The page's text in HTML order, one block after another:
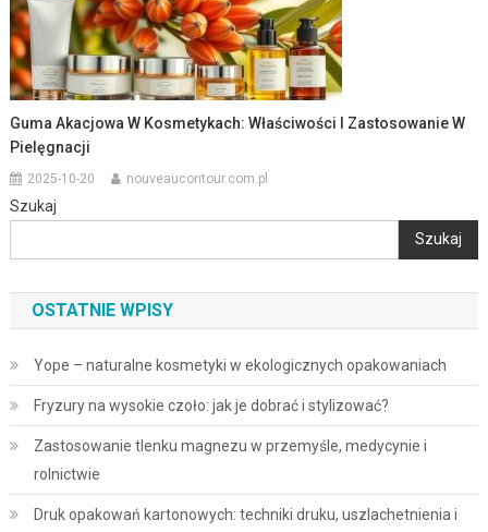
Guma Akacjowa W Kosmetykach: Właściwości I Zastosowanie W
Pielęgnacji
2025-10-20 nouveaucontour.com.pl
Szukaj
Szukaj
OSTATNIE WPISY
Yope – naturalne kosmetyki w ekologicznych opakowaniach
Fryzury na wysokie czoło: jak je dobrać i stylizować?
Zastosowanie tlenku magnezu w przemyśle, medycynie i
rolnictwie
Druk opakowań kartonowych: techniki druku, uszlachetnienia i